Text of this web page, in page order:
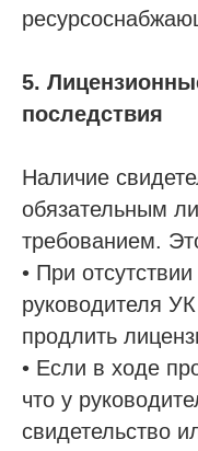
5.
последствия
Наличие
обязательным
требованием.
• При
руководителя
продлить
• Если в ходе
что у
свидетельство
Услуги
Строительно-монтажные
Изыскания СРО
Независимая оценка
Покупка готовой компании
Продажа готовой компании
Получить аккредитацию
Доп услуги